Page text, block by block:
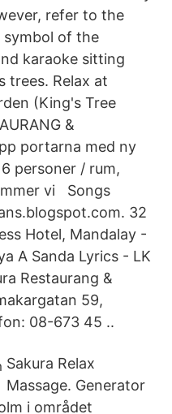
refer to the
symbol of the
karaoke sitting
trees. Relax at
(King's Tree
&
portarna med ny
personer / rum,
vi Songs
32
Hotel, Mandalay -
A Sanda Lyrics - LK
Restaurang &
59,
08-673 45 ..
Sakura Relax
Massage. Generator
i området